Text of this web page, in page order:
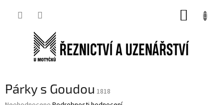
Párky s Goudou 1818